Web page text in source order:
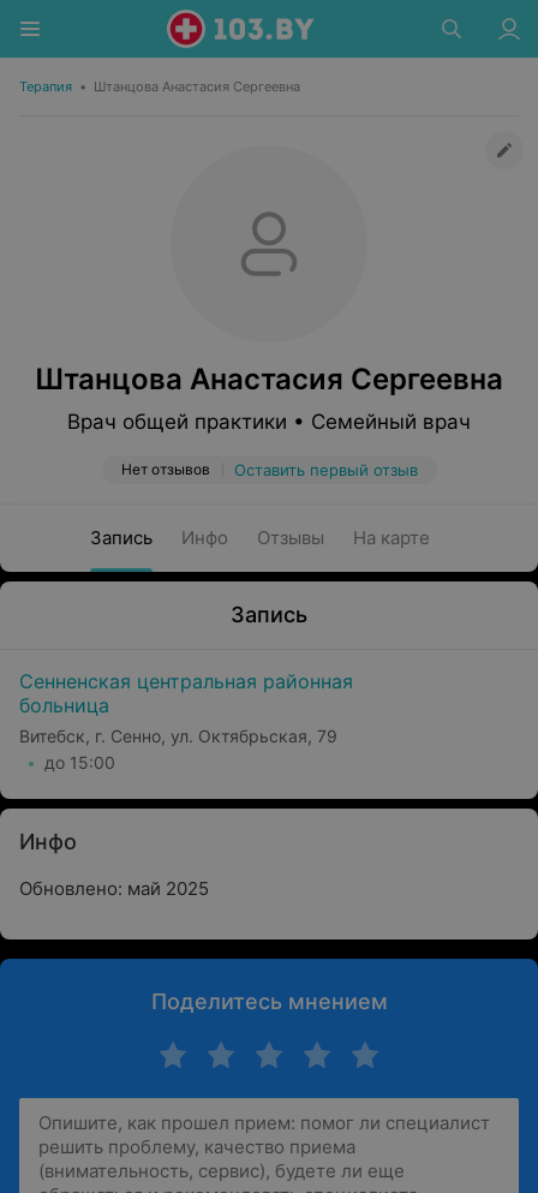
Терапия • Штанцова Анастасия Сергеевна
Штанцова Анастасия Сергеевна
Врач общей практики • Семейный врач
Нет отзывов Оставить первый отзыв
Запись Инфо Отзывы На карте
Запись
Сенненская центральная районная
больница
Витебск, г. Сенно, ул. Октябрьская, 79
до 15:00
Инфо
Обновлено: май 2025
Поделитесь мнением